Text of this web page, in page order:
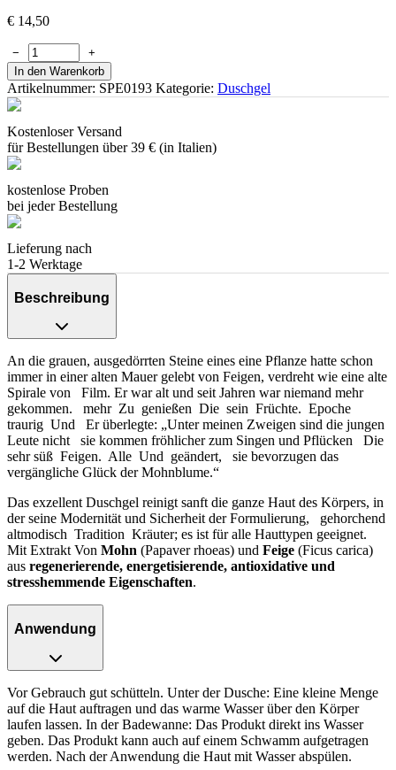
€ 14,50
−
+
In den Warenkorb
Artikelnummer: SPE0193 Kategorie: Duschgel
Kostenloser Versand
für Bestellungen über 39 € (in Italien)
kostenlose Proben
bei jeder Bestellung
Lieferung nach
1-2 Werktage
Beschreibung
An die grauen, ausgedörrten Steine eines eine Pflanze hatte schon
immer in einer alten Mauer gelebt von Feigen, verdreht wie eine alte
Spirale von
Film. Er war alt und seit Jahren war niemand mehr
gekommen.
mehr Zu genießen Die sein Früchte. Epoche
traurig Und
Er überlegte: „Unter meinen Zweigen sind die jungen
Leute nicht
sie kommen fröhlicher zum Singen und Pflücken
Die
sehr süß Feigen. Alle Und geändert,
sie bevorzugen das
vergängliche Glück der Mohnblume.“
Das exzellent Duschgel reinigt sanft die ganze Haut des Körpers, in
der seine Modernität und Sicherheit der Formulierung,
gehorchend
altmodisch Tradition Kräuter; es ist für alle Hauttypen geeignet.
Mit Extrakt Von Mohn (Papaver rhoeas) und Feige (Ficus carica)
aus regenerierende, energetisierende, antioxidative und
stresshemmende Eigenschaften.
Anwendung
Vor Gebrauch gut schütteln. Unter der Dusche: Eine kleine Menge
auf die Haut auftragen und das warme Wasser über den Körper
laufen lassen. In der Badewanne: Das Produkt direkt ins Wasser
geben. Das Produkt kann auch auf einem Schwamm aufgetragen
werden. Nach der Anwendung die Haut mit Wasser abspülen.